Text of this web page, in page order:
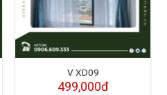
V XD09
499,000đ